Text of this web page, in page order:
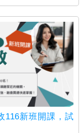
116新班開課，試